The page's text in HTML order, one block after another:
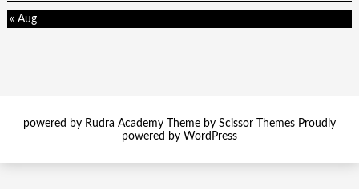
« Aug
powered by Rudra Academy Theme by Scissor Themes Proudly
powered by WordPress